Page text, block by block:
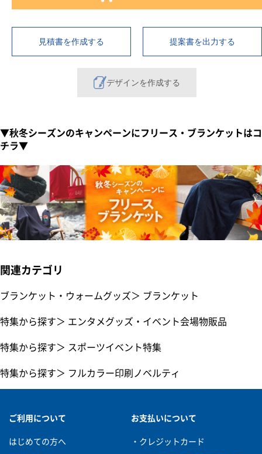
見積書を作成する 提案書を出力する
デザインを作成する
▼秋冬シーズンのキャンペーンにフリース・ブランケットはコ
チラ▼
関連カテゴリ
ブランケット・ウォームグッズ＞ ブランケット
特集から探す＞ エンタメグッズ・イベント会場物販品
特集から探す＞ スポーツイベント特集
特集から探す＞ フルカラー印刷ノベルティ
ご利用について
はじめての方へ
お支払いについて
・クレジットカード